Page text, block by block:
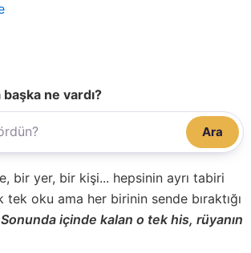
ne vardı?
Ara
bir yer, bir kişi... hepsinin ayrı tabiri
oku ama her birinin sende bıraktığı
Sonunda içinde kalan o tek his, rüyanın